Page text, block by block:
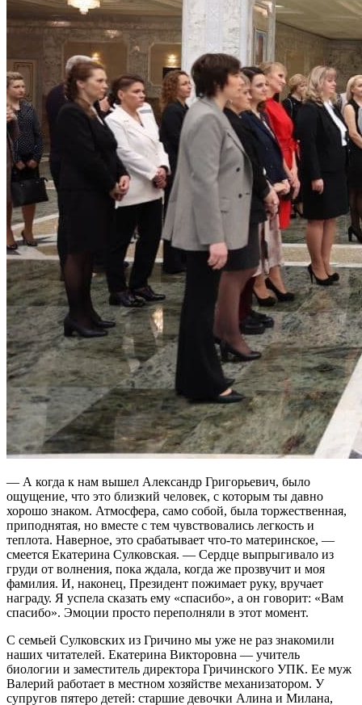
— А когда к нам вышел Александр Григорьевич, было
ощущение, что это близкий человек, с которым ты давно
хорошо знаком. Атмосфера, само собой, была торжественная,
приподнятая, но вместе с тем чувствовались легкость и
теплота. Наверное, это срабатывает что-то материнское, —
смеется Екатерина Сулковская. — Сердце выпрыгивало из
груди от волнения, пока ждала, когда же прозвучит и моя
фамилия. И, наконец, Президент пожимает руку, вручает
награду. Я успела сказать ему «спасибо», а он говорит: «Вам
спасибо». Эмоции просто переполняли в этот момент.
С семьей Сулковских из Гричино мы уже не раз знакомили
наших читателей. Екатерина Викторовна — учитель
биологии и заместитель директора Гричинского УПК. Ее муж
Валерий работает в местном хозяйстве механизатором. У
супругов пятеро детей: старшие девочки Алина и Милана,